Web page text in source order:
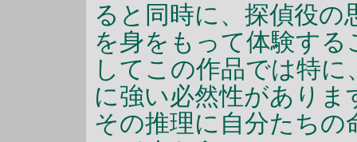
ると同時に、探偵役の
を身をもって体験す
してこの作品では特に
に強い必然性があり
その推理に自分たち